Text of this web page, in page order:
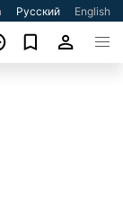
Русский English